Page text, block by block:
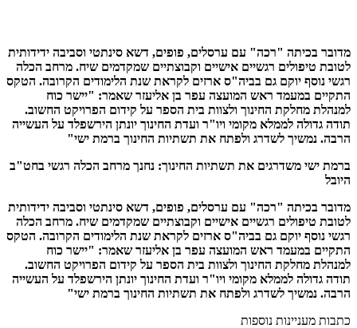
מדובר בכיתה "רכה" עם ערסלים, פופים, דשא סינתטי וסביבה ידידותית
לטובת טיפולים רגשיים אישיים וקבוצתיים שמקדמים שיח. מרחב הכלה
רגשי נוסף יוקם גם בביה"ס ארזים לקראת שנת הלימודים הקרובה. הטקס
התקיים במעמד ראש המועצה עפר בן אליעזר שאמר: "יישר כוח
למנהלת מחלקת החינוך ולצוות בית הספר על קידום הפרויקט החשוב.
תודה גדולה לממלא מקומי ויו"ר ועדת החינוך יונתן הירשפלד על העשייה
הרבה. נמשיך לשדרג ולפתח את תשתיות החינוך ברמת ישי"
ברמת ישי משדרגים את תשתיות החינוך: נחנך מרחב הכלה רגשי בחט"ב
היובל
מדובר בכיתה "רכה" עם ערסלים, פופים, דשא סינתטי וסביבה ידידותית
לטובת טיפולים רגשיים אישיים וקבוצתיים שמקדמים שיח. מרחב הכלה
רגשי נוסף יוקם גם בביה"ס ארזים לקראת שנת הלימודים הקרובה. הטקס
התקיים במעמד ראש המועצה עפר בן אליעזר שאמר: "יישר כוח
למנהלת מחלקת החינוך ולצוות בית הספר על קידום הפרויקט החשוב.
תודה גדולה לממלא מקומי ויו"ר ועדת החינוך יונתן הירשפלד על העשייה
הרבה. נמשיך לשדרג ולפתח את תשתיות החינוך ברמת ישי"
כתבות מעניינות נוספות